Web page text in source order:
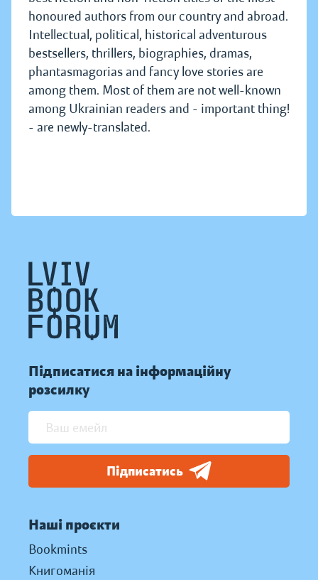
honoured authors from our country and abroad.
Intellectual, political, historical adventurous
bestsellers, thrillers, biographies, dramas,
phantasmagorias and fancy love stories are
among them. Most of them are not well-known
among Ukrainian readers and - important thing!
- are newly-translated.
Підписатися на інформаційну
розсилку
Підписатись
Наші проєкти
Bookmints
Книгоманія